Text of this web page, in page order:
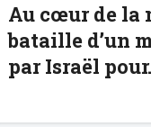
Au cœur de la
bataille d’un
par Israël